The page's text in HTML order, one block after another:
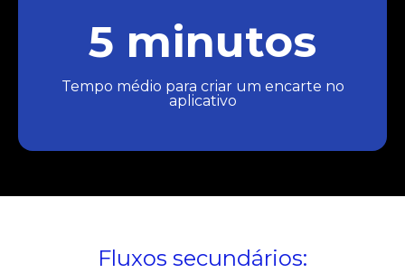
5 minutos
Tempo médio para criar um encarte no
aplicativo
Fluxos secundários: